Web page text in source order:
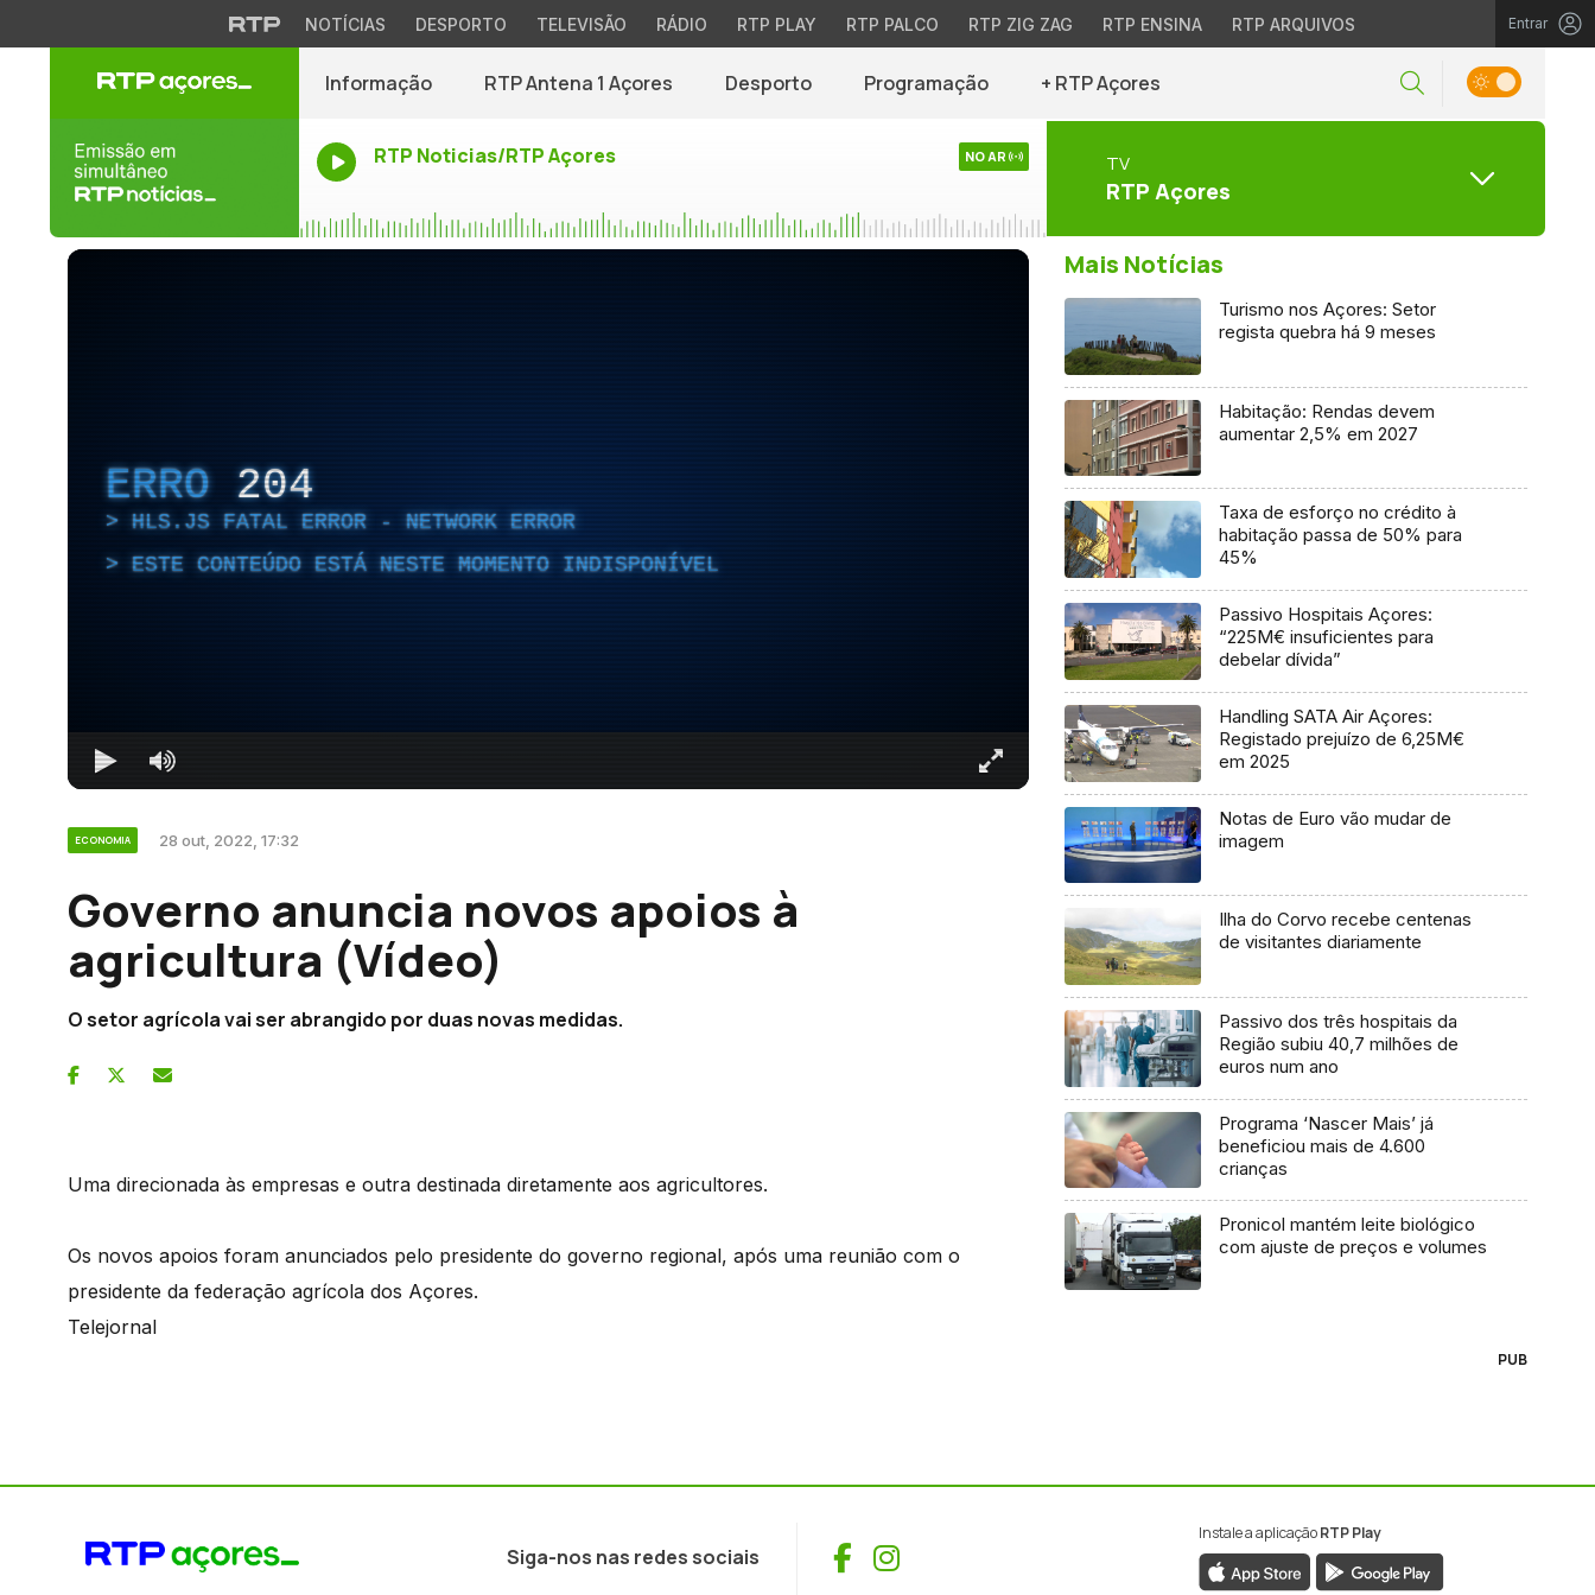
NOTÍCIAS DESPORTO TELEVISÃO RÁDIO RTP PLAY RTP PALCO RTP ZIG ZAG RTP ENSINA RTP ARQUIVOS Entrar
Informação RTP Antena 1 Açores Desporto Programação + RTP Açores
RTP Noticias/RTP Açores NO AR TV
RTP Açores
ERRO 204
HLS.JS FATAL ERROR - NETWORK ERROR
ESTE CONTEÚDO ESTÁ NESTE MOMENTO INDISPONÍVEL
ECONOMIA 28 out, 2022, 17:32
Governo anuncia novos apoios à
agricultura (Vídeo)
O setor agrícola vai ser abrangido por duas novas medidas.
Uma direcionada às empresas e outra destinada diretamente aos agricultores.
Os novos apoios foram anunciados pelo presidente do governo regional, após uma reunião com o
presidente da federação agrícola dos Açores.
Telejornal
Mais Notícias
Turismo nos Açores: Setor
regista quebra há 9 meses
Habitação: Rendas devem
aumentar 2,5% em 2027
Taxa de esforço no crédito à
habitação passa de 50% para
45%
Passivo Hospitais Açores:
“225M€ insuficientes para
debelar dívida”
Handling SATA Air Açores:
Registado prejuízo de 6,25M€
em 2025
Notas de Euro vão mudar de
imagem
Ilha do Corvo recebe centenas
de visitantes diariamente
Passivo dos três hospitais da
Região subiu 40,7 milhões de
euros num ano
Programa ‘Nascer Mais’ já
beneficiou mais de 4.600
crianças
Pronicol mantém leite biológico
com ajuste de preços e volumes
PUB
Siga-nos nas redes sociais Facebook
Instagram
Instale a aplicaçãoRTP Play